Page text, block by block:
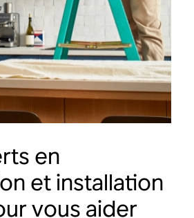
en
et installation
vous aider